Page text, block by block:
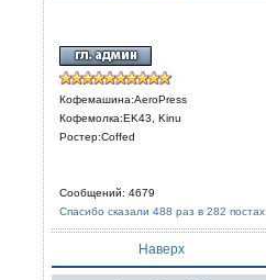
Кофемашина:AeroPress
Кофемолка:EK43, Kinu
Ростер:Coffed
Сообщений: 4679
Спасибо сказали 488 раз в 282 постах
Наверх